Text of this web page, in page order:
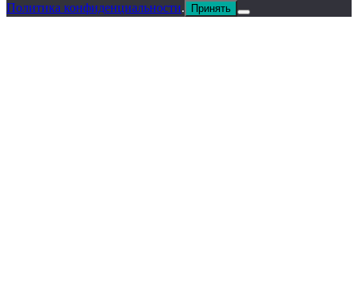
Политика конфиденциальности. Принять